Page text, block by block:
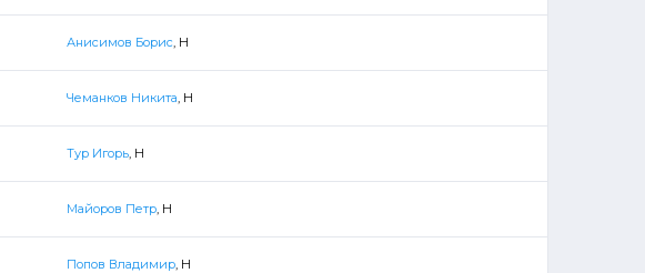
Анисимов Борис, Н
Чеманков Никита, Н
Тур Игорь, Н
Майоров Петр, Н
Попов Владимир, Н